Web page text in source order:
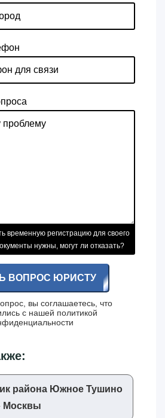
временную регистрацию для своего
нужны, могут ли отказать?
ВОПРОС ЮРИСТУ
вы соглашаетесь, что
с нашей политикой
района Южное Тушино